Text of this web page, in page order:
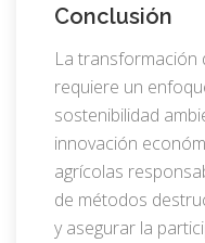
Conclusión
La transformación
requiere un
sostenibilidad
innovación
agrícolas
de métodos
y asegurar la